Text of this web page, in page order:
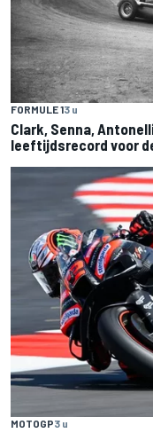
FORMULE 13 u
Clark, Senna,
leeftijdsrecord voor
MOTOGP3 u